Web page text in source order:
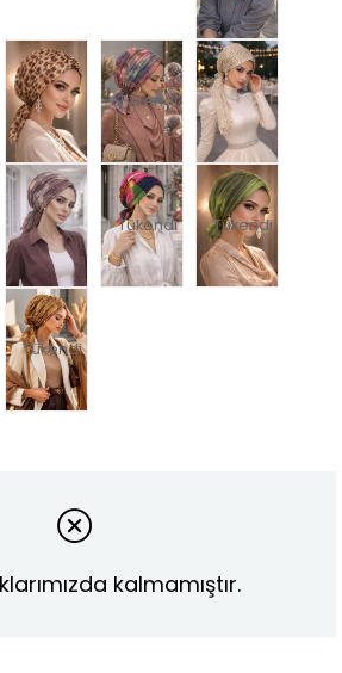
Tükendi
Tükendi Tükendi
Tükendi
kalmamıştır.